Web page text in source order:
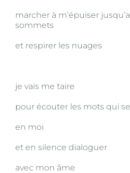
marcher à m’épuiser
sommets
et respirer les nuages
je vais me taire
pour écouter les mots qui
en moi
et en silence dialoguer
avec mon âme